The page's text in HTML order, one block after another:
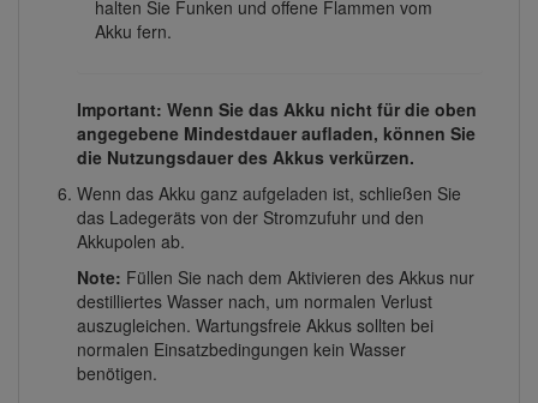
halten Sie Funken und offene Flammen vom
Akku fern.
Important: Wenn Sie das Akku nicht für die oben
angegebene Mindestdauer aufladen, können Sie
die Nutzungsdauer des Akkus verkürzen.
Wenn das Akku ganz aufgeladen ist, schließen Sie
das Ladegeräts von der Stromzufuhr und den
Akkupolen ab.
Note: Füllen Sie nach dem Aktivieren des Akkus nur
destilliertes Wasser nach, um normalen Verlust
auszugleichen. Wartungsfreie Akkus sollten bei
normalen Einsatzbedingungen kein Wasser
benötigen.